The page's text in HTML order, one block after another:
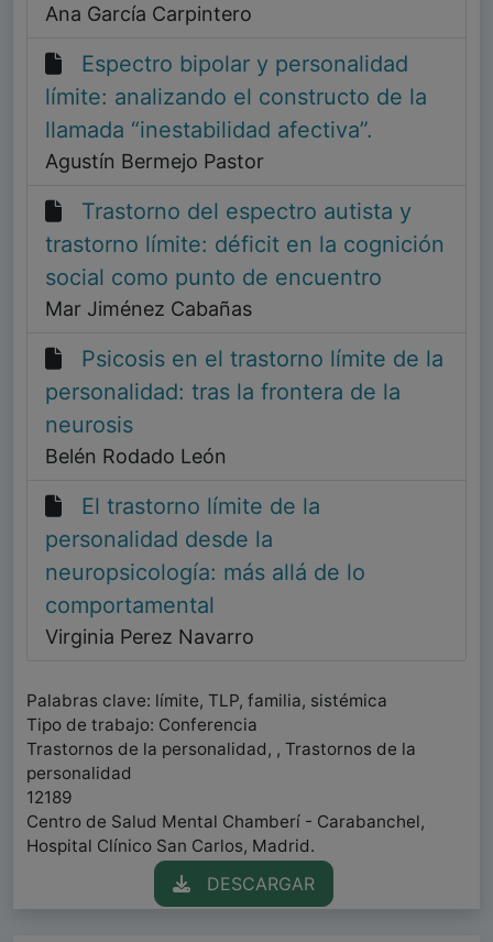
Ana García Carpintero
Espectro bipolar y personalidad
límite: analizando el constructo de la
llamada “inestabilidad afectiva”.
Agustín Bermejo Pastor
Trastorno del espectro autista y
trastorno límite: déficit en la cognición
social como punto de encuentro
Mar Jiménez Cabañas
Psicosis en el trastorno límite de la
personalidad: tras la frontera de la
neurosis
Belén Rodado León
El trastorno límite de la
personalidad desde la
neuropsicología: más allá de lo
comportamental
Virginia Perez Navarro
Palabras clave: límite, TLP, familia, sistémica
Tipo de trabajo: Conferencia
Trastornos de la personalidad, , Trastornos de la
personalidad
12189
Centro de Salud Mental Chamberí - Carabanchel,
Hospital Clínico San Carlos, Madrid.
DESCARGAR